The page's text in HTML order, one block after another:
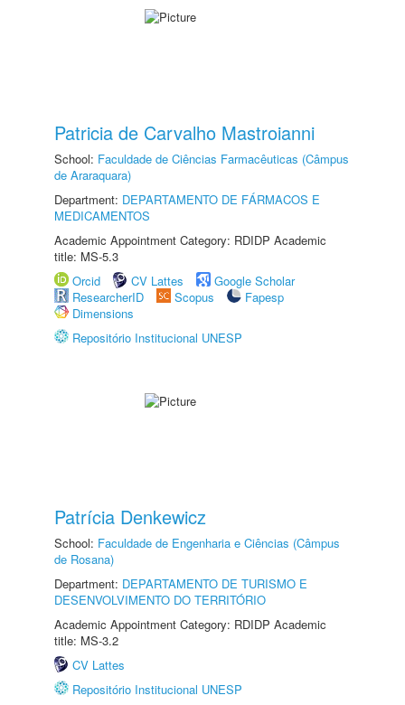
Patricia de Carvalho Mastroianni
School: Faculdade de Ciências Farmacêuticas (Câmpus
de Araraquara)
Department: DEPARTAMENTO DE FÁRMACOS E
MEDICAMENTOS
Academic Appointment Category: RDIDP Academic
title: MS-5.3
Orcid
CV Lattes
Google Scholar
ResearcherID
Scopus
Fapesp
Dimensions
Repositório Institucional UNESP
Patrícia Denkewicz
School: Faculdade de Engenharia e Ciências (Câmpus
de Rosana)
Department: DEPARTAMENTO DE TURISMO E
DESENVOLVIMENTO DO TERRITÓRIO
Academic Appointment Category: RDIDP Academic
title: MS-3.2
CV Lattes
Repositório Institucional UNESP